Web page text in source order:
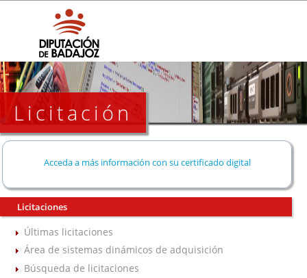
Licitación
Acceda a más información con su certificado digital
Licitaciones
Últimas licitaciones
Área de sistemas dinámicos de adquisición
Búsqueda de licitaciones